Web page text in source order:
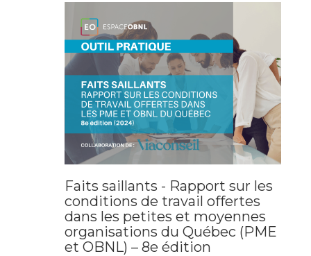
Faits saillants - Rapport sur les
conditions de travail offertes
dans les petites et moyennes
organisations du Québec (PME
et OBNL) – 8e édition